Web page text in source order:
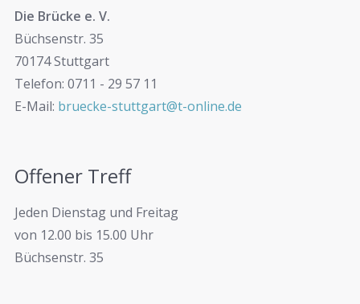
Die Brücke e. V.
Büchsenstr. 35
70174 Stuttgart
Telefon: 0711 - 29 57 11
E-Mail: bruecke-stuttgart@t-online.de
Offener Treff
Jeden Dienstag und Freitag
von 12.00 bis 15.00 Uhr
Büchsenstr. 35